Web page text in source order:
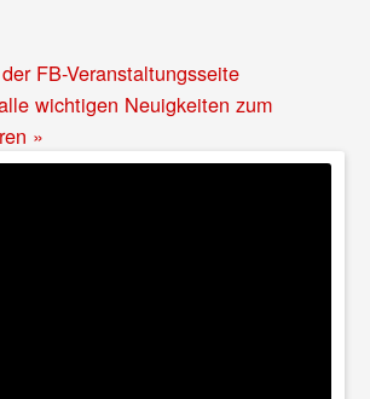
FB-Veranstaltungsseite
wichtigen Neuigkeiten zum
»